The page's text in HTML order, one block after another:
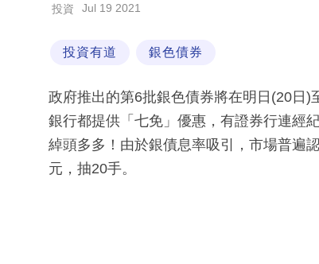
投資 Jul 19 2021
投資有道 銀色債券
政府推出的第6批銀色債券將在明日(20日
銀行都提供「七免」優惠，有證券行連經
綽頭多多！由於銀債息率吸引，市場普遍
元，抽20手。